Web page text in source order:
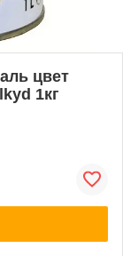
цвет
1кг